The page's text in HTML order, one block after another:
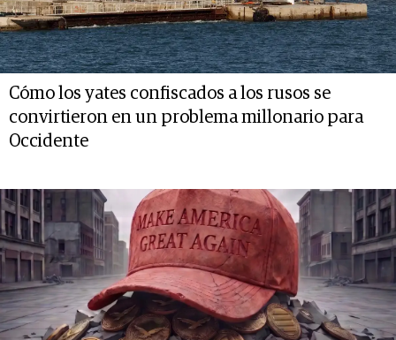
Cómo los yates confiscados a los rusos se
convirtieron en un problema millonario para
Occidente